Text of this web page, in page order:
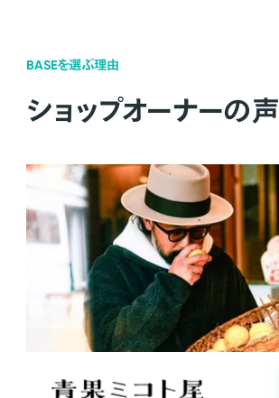
BASEを選ぶ理由
ショップオーナーの声